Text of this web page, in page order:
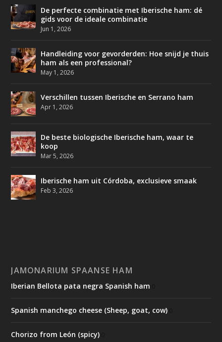
De perfecte combinatie met Iberische ham: dé
gids voor de ideale combinatie
Jun 1, 2026
Handleiding voor gevorderden: Hoe snijd je thuis
ham als een professional?
May 1, 2026
Verschillen tussen Iberische en Serrano ham
Apr 1, 2026
De beste biologische Iberische ham, waar te
koop
Mar 5, 2026
Iberische ham uit Córdoba, exclusieve smaak
Feb 3, 2026
JAMONARIUM SPAANSE HAM
Iberian Bellota pata negra Spanish ham
Spanish manchego cheese (Sheep, goat, cow)
Chorizo from León (spicy)